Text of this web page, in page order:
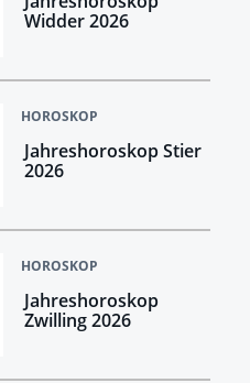
Widder 2026
HOROSKOP
Jahreshoroskop Stier
2026
HOROSKOP
Jahreshoroskop
Zwilling 2026